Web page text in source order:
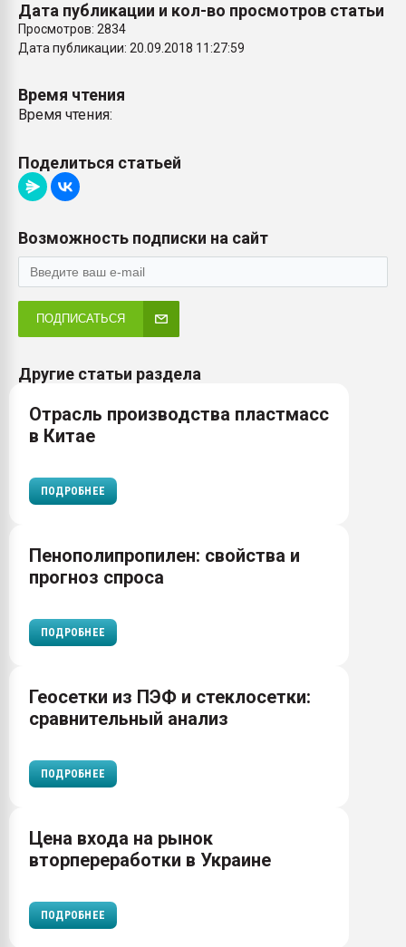
Дата публикации и кол-во просмотров статьи
Просмотров: 2834
Дата публикации: 20.09.2018 11:27:59
Время чтения
Время чтения:
Поделиться статьей
Возможность подписки на сайт
ПОДПИСАТЬСЯ
Другие статьи раздела
Отрасль производства пластмасс
в Китае
ПОДРОБНЕЕ
Пенополипропилен: свойства и
прогноз спроса
ПОДРОБНЕЕ
Геосетки из ПЭФ и стеклосетки:
сравнительный анализ
ПОДРОБНЕЕ
Цена входа на рынок
вторпереработки в Украине
ПОДРОБНЕЕ